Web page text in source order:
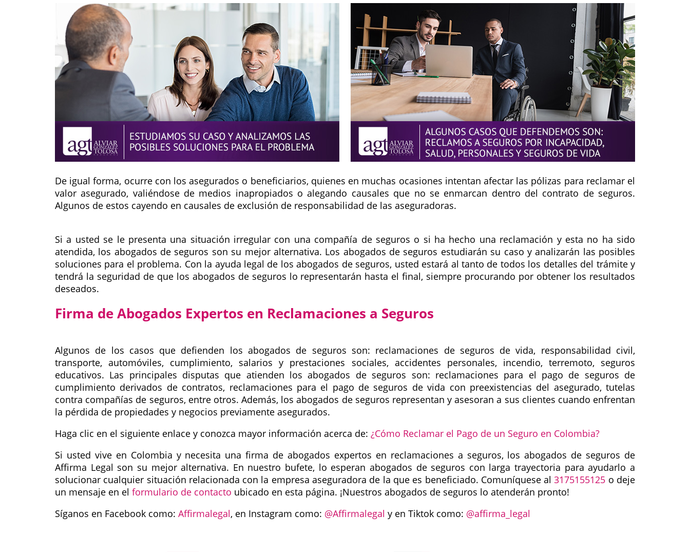
De igual forma, ocurre con los asegurados o beneficiarios, quienes en muchas ocasiones intentan afectar las pólizas para reclamar el
valor asegurado, valiéndose de medios inapropiados o alegando causales que no se enmarcan dentro del contrato de seguros.
Algunos de estos cayendo en causales de exclusión de responsabilidad de las aseguradoras.
Si a usted se le presenta una situación irregular con una compañía de seguros o si ha hecho una reclamación y esta no ha sido
atendida, los abogados de seguros son su mejor alternativa. Los abogados de seguros estudiarán su caso y analizarán las posibles
soluciones para el problema. Con la ayuda legal de los abogados de seguros, usted estará al tanto de todos los detalles del trámite y
tendrá la seguridad de que los abogados de seguros lo representarán hasta el final, siempre procurando por obtener los resultados
deseados.
Firma de Abogados Expertos en Reclamaciones a Seguros
Algunos de los casos que defienden los abogados de seguros son: reclamaciones de seguros de vida, responsabilidad civil,
transporte, automóviles, cumplimiento, salarios y prestaciones sociales, accidentes personales, incendio, terremoto, seguros
educativos. Las principales disputas que atienden los abogados de seguros son: reclamaciones para el pago de seguros de
cumplimiento derivados de contratos, reclamaciones para el pago de seguros de vida con preexistencias del asegurado, tutelas
contra compañías de seguros, entre otros. Además, los abogados de seguros representan y asesoran a sus clientes cuando enfrentan
la pérdida de propiedades y negocios previamente asegurados.
Haga clic en el siguiente enlace y conozca mayor información acerca de: ¿Cómo Reclamar el Pago de un Seguro en Colombia?
Si usted vive en Colombia y necesita una firma de abogados expertos en reclamaciones a seguros, los abogados de seguros de
Affirma Legal son su mejor alternativa. En nuestro bufete, lo esperan abogados de seguros con larga trayectoria para ayudarlo a
solucionar cualquier situación relacionada con la empresa aseguradora de la que es beneficiado. Comuníquese al3175155125 o deje
un mensaje en el formulario de contacto ubicado en esta página. ¡Nuestros abogados de seguros lo atenderán pronto!
Síganos en Facebook como: Affirmalegal, en Instagram como: @Affirmalegal y en Tiktok como: @affirma_legal